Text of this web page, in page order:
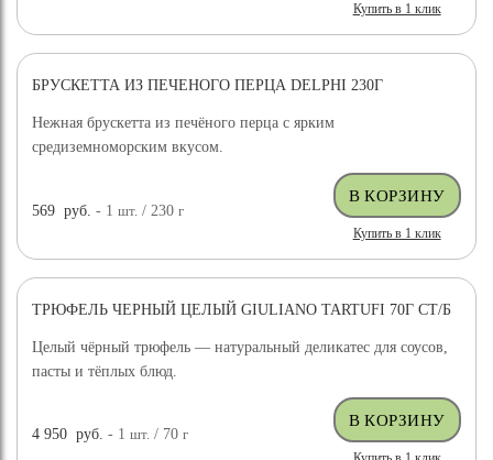
Купить в 1 клик
БРУСКЕТТА ИЗ ПЕЧЕНОГО ПЕРЦА DELPHI 230Г
Нежная брускетта из печёного перца с ярким
средиземноморским вкусом.
569 руб. - 1шт. / 230г
Купить в 1 клик
ДОСТАВКА БЕСПЛАТНО
ТРЮФЕЛЬ ЧЕРНЫЙ ЦЕЛЫЙ GIULIANO TARTUFI 70Г СТ/Б
Целый чёрный трюфель — натуральный деликатес для соусов,
пасты и тёплых блюд.
4 950 руб. - 1шт. / 70г